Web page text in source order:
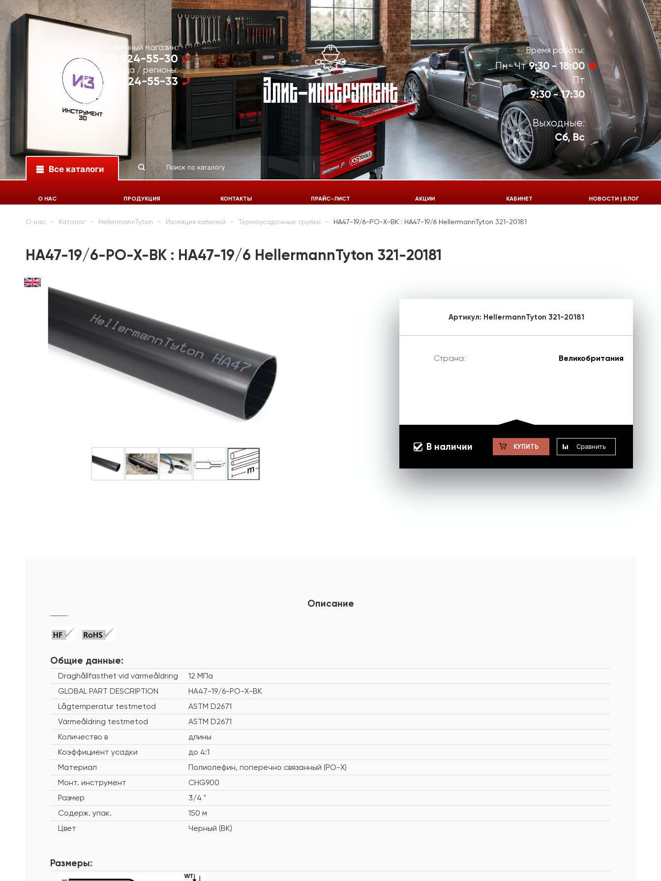
Розничный магазин:
+7 (495) 924-55-30
Юр. лица / регионы:
+7 (495) 924-55-33
Время работы:
Пн-Чт9:30 - 18:00
Пт
9:30 - 17:30
Выходные:
Сб, Вс
Все каталоги
924-55-33
О НАС ПРОДУКЦИЯ КОНТАКТЫ ПРАЙС-ЛИСТ АКЦИИ КАБИНЕТ НОВОСТИ | БЛОГ
О нас Каталог HellermannTyton Изоляция кабелей Термоусадочные трубки HA47-19/6-PO-X-BK : HA47-19/6 HellermannTyton 321-20181
HA47-19/6-PO-X-BK : HA47-19/6 HellermannTyton 321-20181
Артикул: HellermannTyton 321-20181
Страна: Великобритания
В наличии КУПИТЬ Сравнить
Описание
Общие данные:
Draghållfasthet vid värmeåldring
12 МПа
GLOBAL PART DESCRIPTION
HA47-19/6-PO-X-BK
Lågtemperatur testmetod
ASTM D2671
Värmeåldring testmetod
ASTM D2671
Количество в
длины
Коэффициент усадки
до 4:1
Материал
Полиолефин, поперечно связанный (PO-X)
Монт. инструмент
CHG900
Размер
3/4 "
Содерж. упак.
150 м
Цвет
Черный (BK)
Размеры: